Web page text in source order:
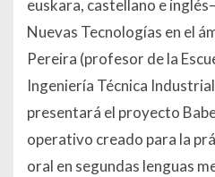
euskara, castellano e
Nuevas Tecnologías en el
Pereira (profesor de la
Ingeniería Técnica
presentará el proyecto
operativo creado para la
oral en segundas lenguas